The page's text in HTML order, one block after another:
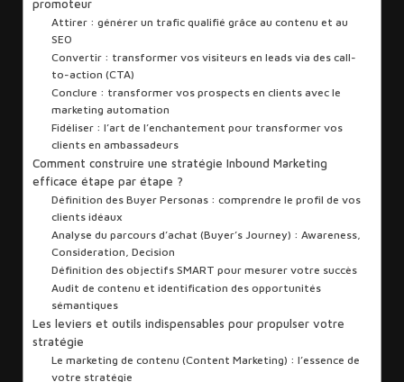
promoteur
Attirer : générer un trafic qualifié grâce au contenu et au
SEO
Convertir : transformer vos visiteurs en leads via des call-
to-action (CTA)
Conclure : transformer vos prospects en clients avec le
marketing automation
Fidéliser : l’art de l’enchantement pour transformer vos
clients en ambassadeurs
Comment construire une stratégie Inbound Marketing
efficace étape par étape ?
Définition des Buyer Personas : comprendre le profil de vos
clients idéaux
Analyse du parcours d’achat (Buyer’s Journey) : Awareness,
Consideration, Decision
Définition des objectifs SMART pour mesurer votre succès
Audit de contenu et identification des opportunités
sémantiques
Les leviers et outils indispensables pour propulser votre
stratégie
Le marketing de contenu (Content Marketing) : l’essence de
votre stratégie